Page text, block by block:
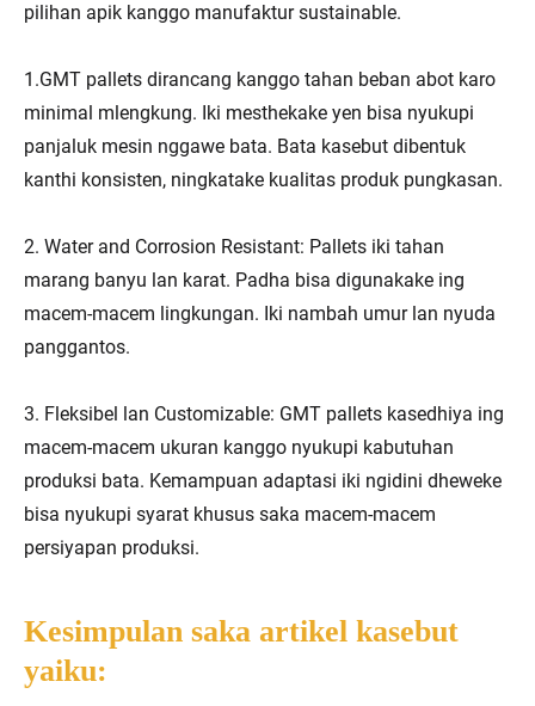
pilihan apik kanggo manufaktur sustainable.
1.GMT pallets dirancang kanggo tahan beban abot karo
minimal mlengkung. Iki mesthekake yen bisa nyukupi
panjaluk mesin nggawe bata. Bata kasebut dibentuk
kanthi konsisten, ningkatake kualitas produk pungkasan.
2. Water and Corrosion Resistant: Pallets iki tahan
marang banyu lan karat. Padha bisa digunakake ing
macem-macem lingkungan. Iki nambah umur lan nyuda
panggantos.
3. Fleksibel lan Customizable: GMT pallets kasedhiya ing
macem-macem ukuran kanggo nyukupi kabutuhan
produksi bata. Kemampuan adaptasi iki ngidini dheweke
bisa nyukupi syarat khusus saka macem-macem
persiyapan produksi.
Kesimpulan saka artikel kasebut
yaiku: